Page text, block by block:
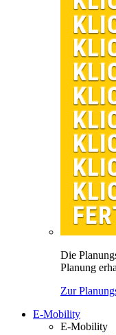
Die
Planung
Zur
E-Mobility
E-Mobility